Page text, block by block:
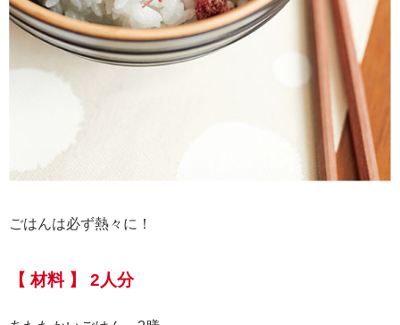
ごはんは必ず熱々に！
【 材料 】 2人分